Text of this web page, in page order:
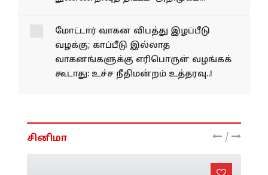
நுண்ணறிவுத் திட்டம்' அறிமுகம்..!
மோட்​டார் வாகன விபத்து இழப்பீடு
வழக்கு; காப்பீடு இல்லாத
/